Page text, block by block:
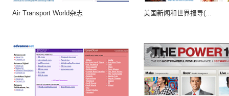
Air Transport World杂志 美国新闻和世界报导(...